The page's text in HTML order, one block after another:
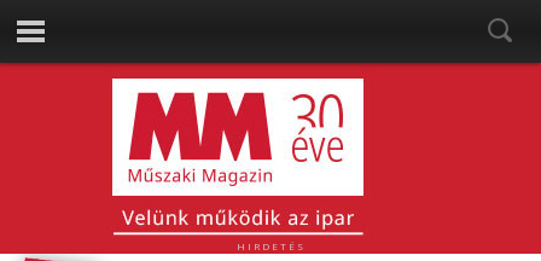
HIRDETÉS